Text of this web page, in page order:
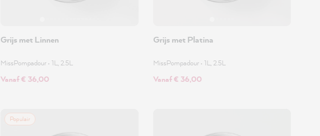
Grijs met Linnen
MissPompadour • 1L, 2.5L
Vanaf € 36,00
Grijs met Platina
MissPompadour • 1L, 2.5L
Vanaf € 36,00
Populair